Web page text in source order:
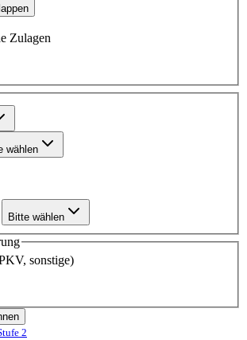
Zulagen
wählen
Bitte wählen
sonstige)
2